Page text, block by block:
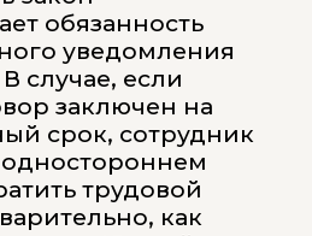
обязанность
уведомления
случае, если
заключен на
срок, сотрудник
трудовой
как